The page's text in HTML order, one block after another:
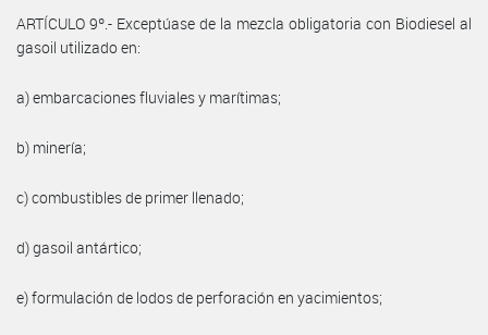
ARTÍCULO 9º.- Exceptúase de la mezcla obligatoria con Biodiesel al
gasoil utilizado en:
a) embarcaciones fluviales y marítimas;
b) minería;
c) combustibles de primer llenado;
d) gasoil antártico;
e) formulación de lodos de perforación en yacimientos;